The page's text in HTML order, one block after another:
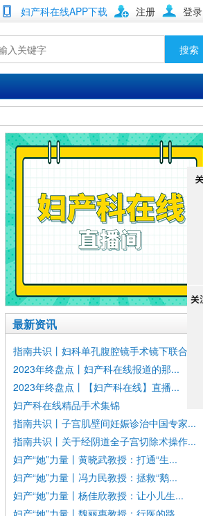
妇产科在线APP下载 注册 登录
搜索
最新资讯
指南共识丨妇科单孔腹腔镜手术镜下联合...
2023年终盘点丨妇产科在线报道的那...
2023年终盘点丨【妇产科在线】直播...
妇产科在线精品手术集锦
指南共识丨子宫肌壁间妊娠诊治中国专家...
指南共识丨关于经阴道全子宫切除术操作...
妇产“她”力量丨黄晓武教授：打通“生...
妇产“她”力量丨冯力民教授：拯救“鹅...
妇产“她”力量丨杨佳欣教授：让小儿生...
妇产“她”力量丨魏丽惠教授：行医的路...